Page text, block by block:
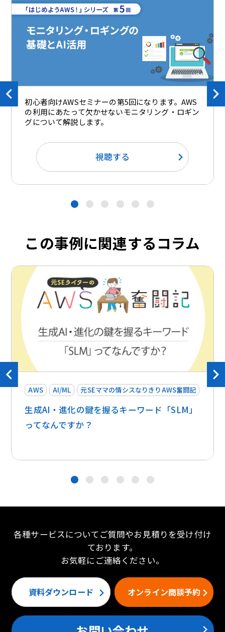
初心者向けAWSセミナーの第5回になります。AWS
の利用にあたって欠かせないモニタリング・ロギン
グについて解説します。
視聴する
● ● ● ● ● ●
この事例に関連するコラム
AWS AI/ML 元SEママの情シスなりきりAWS奮闘記
生成AI・進化の鍵を握るキーワード「SLM」
ってなんですか？
● ● ● ● ● ●
各種サービスについてご質問やお見積りを受け付け
ております。
お気軽にご連絡ください。
資料ダウンロード オンライン商談予約